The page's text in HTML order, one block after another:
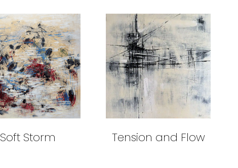
Soft Storm Tension and Flow